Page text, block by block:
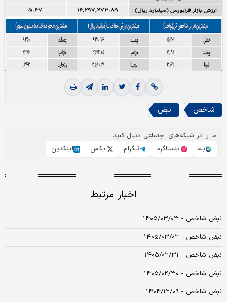
شاخص نبض
ما را در شبکه‌های اجتماعی دنبال کنید
بله
اینستاگرم تلگرام ایکس لینکدین
اخبار مرتبط
نبض شاخص - ۱۴۰۵/۰۳/۰۳
نبض شاخص - ۱۴۰۵/۰۳/۰۲
نبض شاخص - ۱۴۰۵/۰۲/۳۱
نبض شاخص - ۱۴۰۵/۰۲/۳۰
نبض شاخص - ۱۴۰۴/۱۲/۰۹